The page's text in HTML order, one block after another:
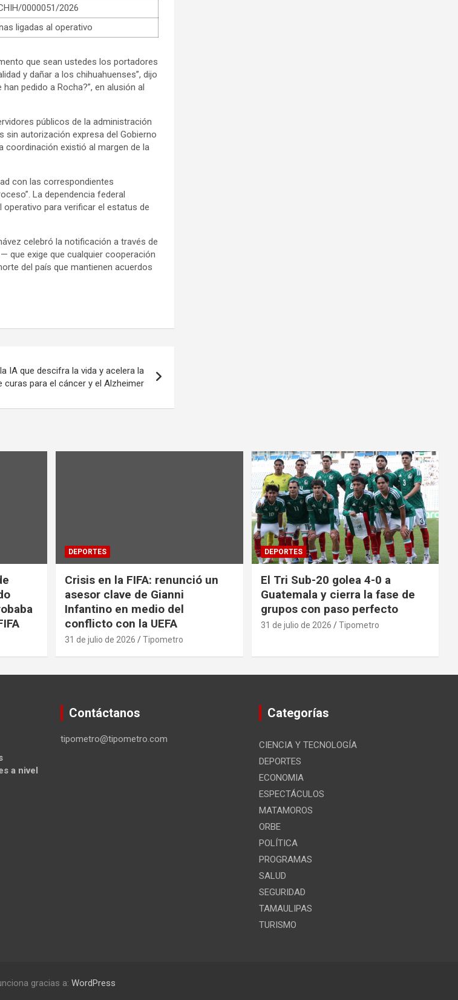
0000051/2026
ligadas al operativo
que sean ustedes los portadores
y dañar a los chihuahuenses”, dijo
pedido a Rocha?”, en alusión al
públicos de la administración
autorización expresa del Gobierno
coordinación existió al margen de la
con las correspondientes
La dependencia federal
para verificar el estatus de
celebró la notificación a través de
que exige que cualquier cooperación
del país que mantienen acuerdos
IA que descifra la vida y acelera la
curas para el cáncer y el Alzheimer
DEPORTES
Crisis en la FIFA: renunció un
asesor clave de Gianni
Infantino en medio del
conflicto con la UEFA
31 de julio de 2026 Tipometro
DEPORTES
El Tri Sub-20 golea 4-0 a
Guatemala y cierra la fase de
grupos con paso perfecto
31 de julio de 2026 Tipometro
a nivel
Contáctanos
tipometro@tipometro.com
Categorías
CIENCIA Y TECNOLOGÍA
DEPORTES
ECONOMIA
ESPECTÁCULOS
MATAMOROS
ORBE
POLÍTICA
PROGRAMAS
SALUD
SEGURIDAD
TAMAULIPAS
TURISMO
gracias a: WordPress